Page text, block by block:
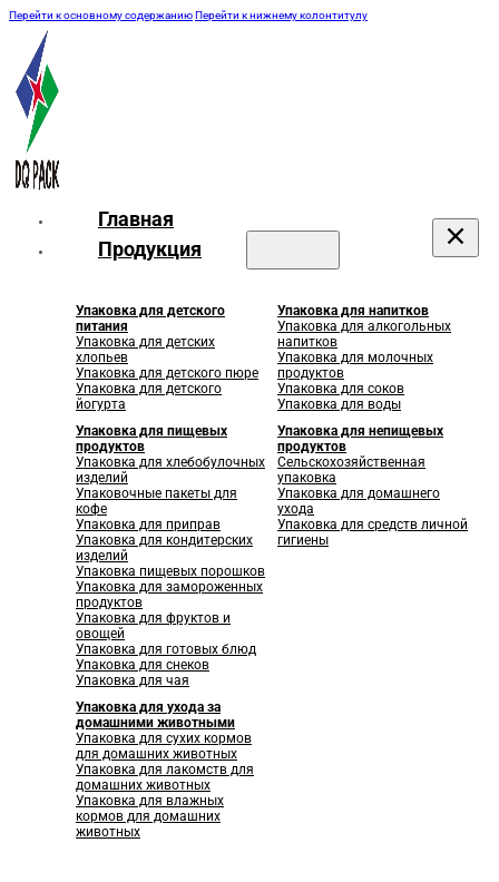
Перейти к основному содержаниюПерейти к нижнему колонтитулу
Главная
Продукция
Упаковка для детского
питания
Упаковка для детских
хлопьев
Упаковка для детского пюре
Упаковка для детского
йогурта
Упаковка для напитков
Упаковка для алкогольных
напитков
Упаковка для молочных
продуктов
Упаковка для соков
Упаковка для воды
Упаковка для пищевых
продуктов
Упаковка для хлебобулочных
изделий
Упаковочные пакеты для
кофе
Упаковка для приправ
Упаковка для кондитерских
изделий
Упаковка пищевых порошков
Упаковка для замороженных
продуктов
Упаковка для фруктов и
овощей
Упаковка для готовых блюд
Упаковка для снеков
Упаковка для чая
Упаковка для непищевых
продуктов
Сельскохозяйственная
упаковка
Упаковка для домашнего
ухода
Упаковка для средств личной
гигиены
Упаковка для ухода за
домашними животными
Упаковка для сухих кормов
для домашних животных
Упаковка для лакомств для
домашних животных
Упаковка для влажных
кормов для домашних
животных